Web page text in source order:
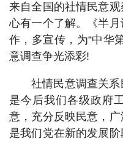
来自全国的社情民意
心有一个了解。《半
作，多宣传，为“中华
意调查争光添彩!
社情民意调查关系
是今后我们各级政府
意，充分反映民意，
是我们党在新的发展